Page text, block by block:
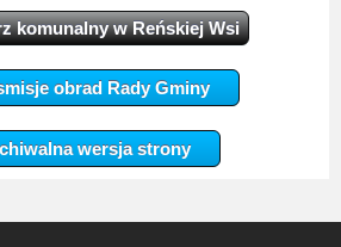
komunalny w Reńskiej Wsi
obrad Rady Gminy
wersja strony